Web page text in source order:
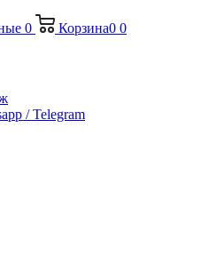
0 Корзина0 0
/ Telegram